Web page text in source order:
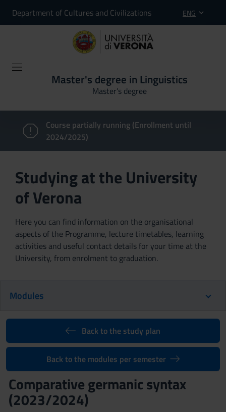
Department of Cultures and Civilizations ENG
Master's degree in Linguistics
Master’s degree
Course partially running (Enrollment until
2024/2025)
Studying at the University
of Verona
Here you can find information on the organisational
aspects of the Programme, lecture timetables, learning
activities and useful contact details for your time at the
University, from enrolment to graduation.
Modules
Back to the study plan
Back to the modules per semester
Comparative germanic syntax
(2023/2024)